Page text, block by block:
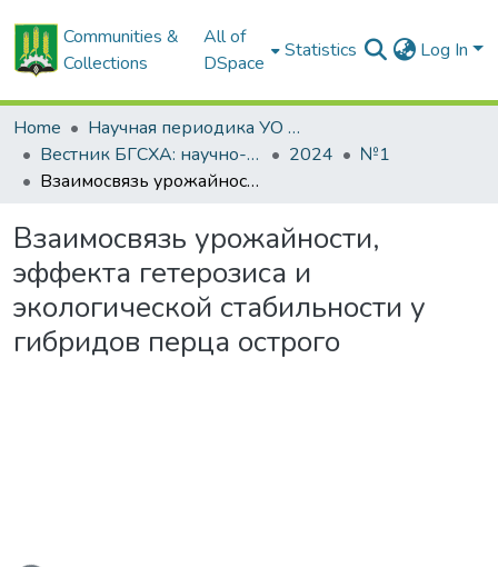
Communities &
Collections
All of
DSpace
Statistics Log In
Home
Научная периодика УО БГСХА
Вестник БГСХА: научно-методический журнал Белорусской государственной сельскохозяйственной академии
2024
№1
Взаимосвязь урожайности, эффекта гетерозиса и экологической стабильности у гибридов перца острого
Взаимосвязь урожайности,
эффекта гетерозиса и
экологической стабильности у
гибридов перца острого